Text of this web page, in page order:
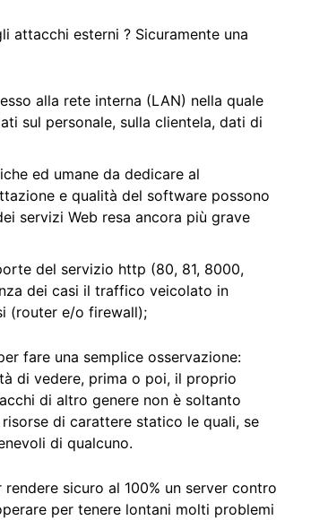
attacchi esterni ? Sicuramente una
alla rete interna (LAN) nella quale
sul personale, sulla clientela, dati di
ed umane da dedicare al
e qualità del software possono
servizi Web resa ancora più grave
del servizio http (80, 81, 8000,
dei casi il traffico veicolato in
(router e/o firewall);
fare una semplice osservazione:
di vedere, prima o poi, il proprio
di altro genere non è soltanto
di carattere statico le quali, se
di qualcuno.
sicuro al 100% un server contro
per tenere lontani molti problemi